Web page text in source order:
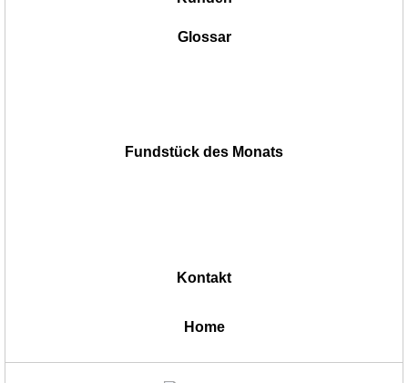
Glossar
Fundstück des Monats
Kontakt
Home